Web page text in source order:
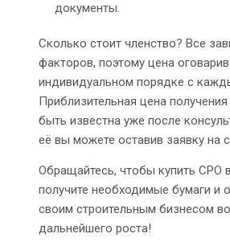
документы.
Сколько стоит членство? Все
факторов, поэтому цена
индивидуальном порядке с
Приблизительная цена
быть известна уже после
её вы можете оставив заявку на
Обращайтесь, чтобы купить СРО
получите необходимые бумаги и
своим строительным бизнесом
дальнейшего роста!